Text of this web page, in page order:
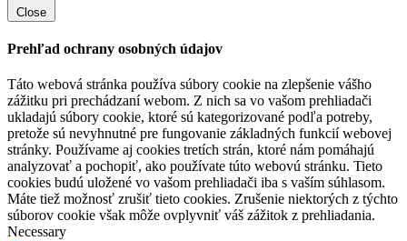
Close
Prehľad ochrany osobných údajov
Táto webová stránka používa súbory cookie na zlepšenie vášho
zážitku pri prechádzaní webom. Z nich sa vo vašom prehliadači
ukladajú súbory cookie, ktoré sú kategorizované podľa potreby,
pretože sú nevyhnutné pre fungovanie základných funkcií webovej
stránky. Používame aj cookies tretích strán, ktoré nám pomáhajú
analyzovať a pochopiť, ako používate túto webovú stránku. Tieto
cookies budú uložené vo vašom prehliadači iba s vaším súhlasom.
Máte tiež možnosť zrušiť tieto cookies. Zrušenie niektorých z týchto
súborov cookie však môže ovplyvniť váš zážitok z prehliadania.
Necessary